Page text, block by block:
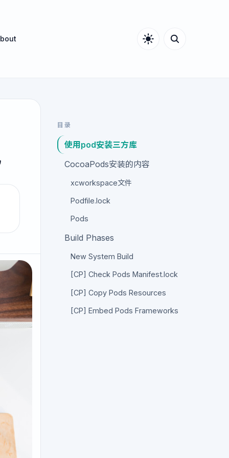
目录
使用pod安装三方库
CocoaPods安装的内容
xcworkspace文件
Podfile.lock
Pods
Build Phases
New System Build
[CP] Check Pods Manifest.lock
[CP] Copy Pods Resources
[CP] Embed Pods Frameworks